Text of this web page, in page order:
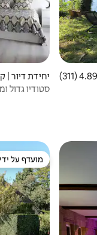
של 4.89 מתוך 5, 311 ביקורות4.89 (311)
יחידת דיור |
סטודיו גדול
מועדף על
מועדף על